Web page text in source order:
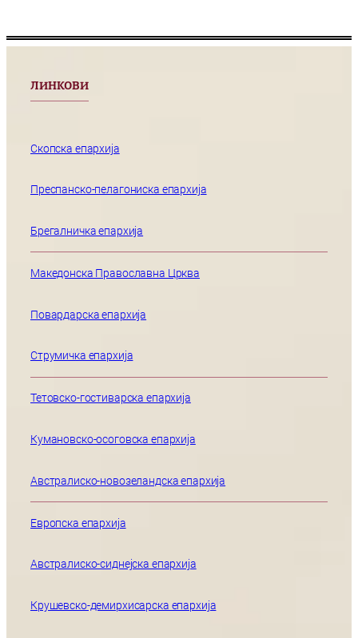
ЛИНКОВИ
Скопска епархија
Преспанско-пелагониска епархија
Брегалничка епархија
Македонска Православна Црква
Повардарска епархија
Струмичка епархија
Тетовско-гостиварска епархија
Кумановско-осоговска епархија
Австралиско-новозеландска епархија
Европска епархија
Австралиско-сиднејска епархија
Крушевско-демирхисарска епархија